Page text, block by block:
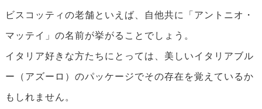
ビスコッティの老舗といえば、自他共に「アントニオ・
マッテイ」の名前が挙がることでしょう。
イタリア好きな方たちにとっては、美しいイタリアブル
ー（アズーロ）のパッケージでその存在を覚えているか
もしれません。